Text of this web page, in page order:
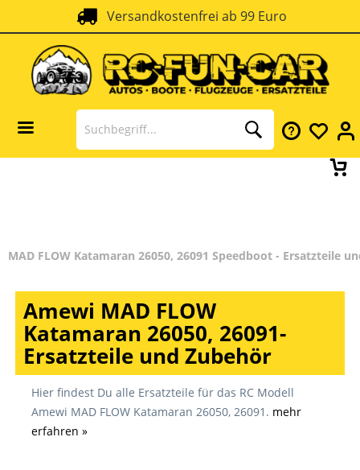
Versandkostenfrei ab 99 Euro
MAD FLOW Katamaran 26050, 26091 Speedboot - Ersatzteile
Amewi MAD FLOW
Katamaran 26050, 26091-
Ersatzteile und Zubehör
Hier findest Du alle Ersatzteile für das RC Modell
Amewi MAD FLOW Katamaran 26050, 26091. mehr
erfahren »